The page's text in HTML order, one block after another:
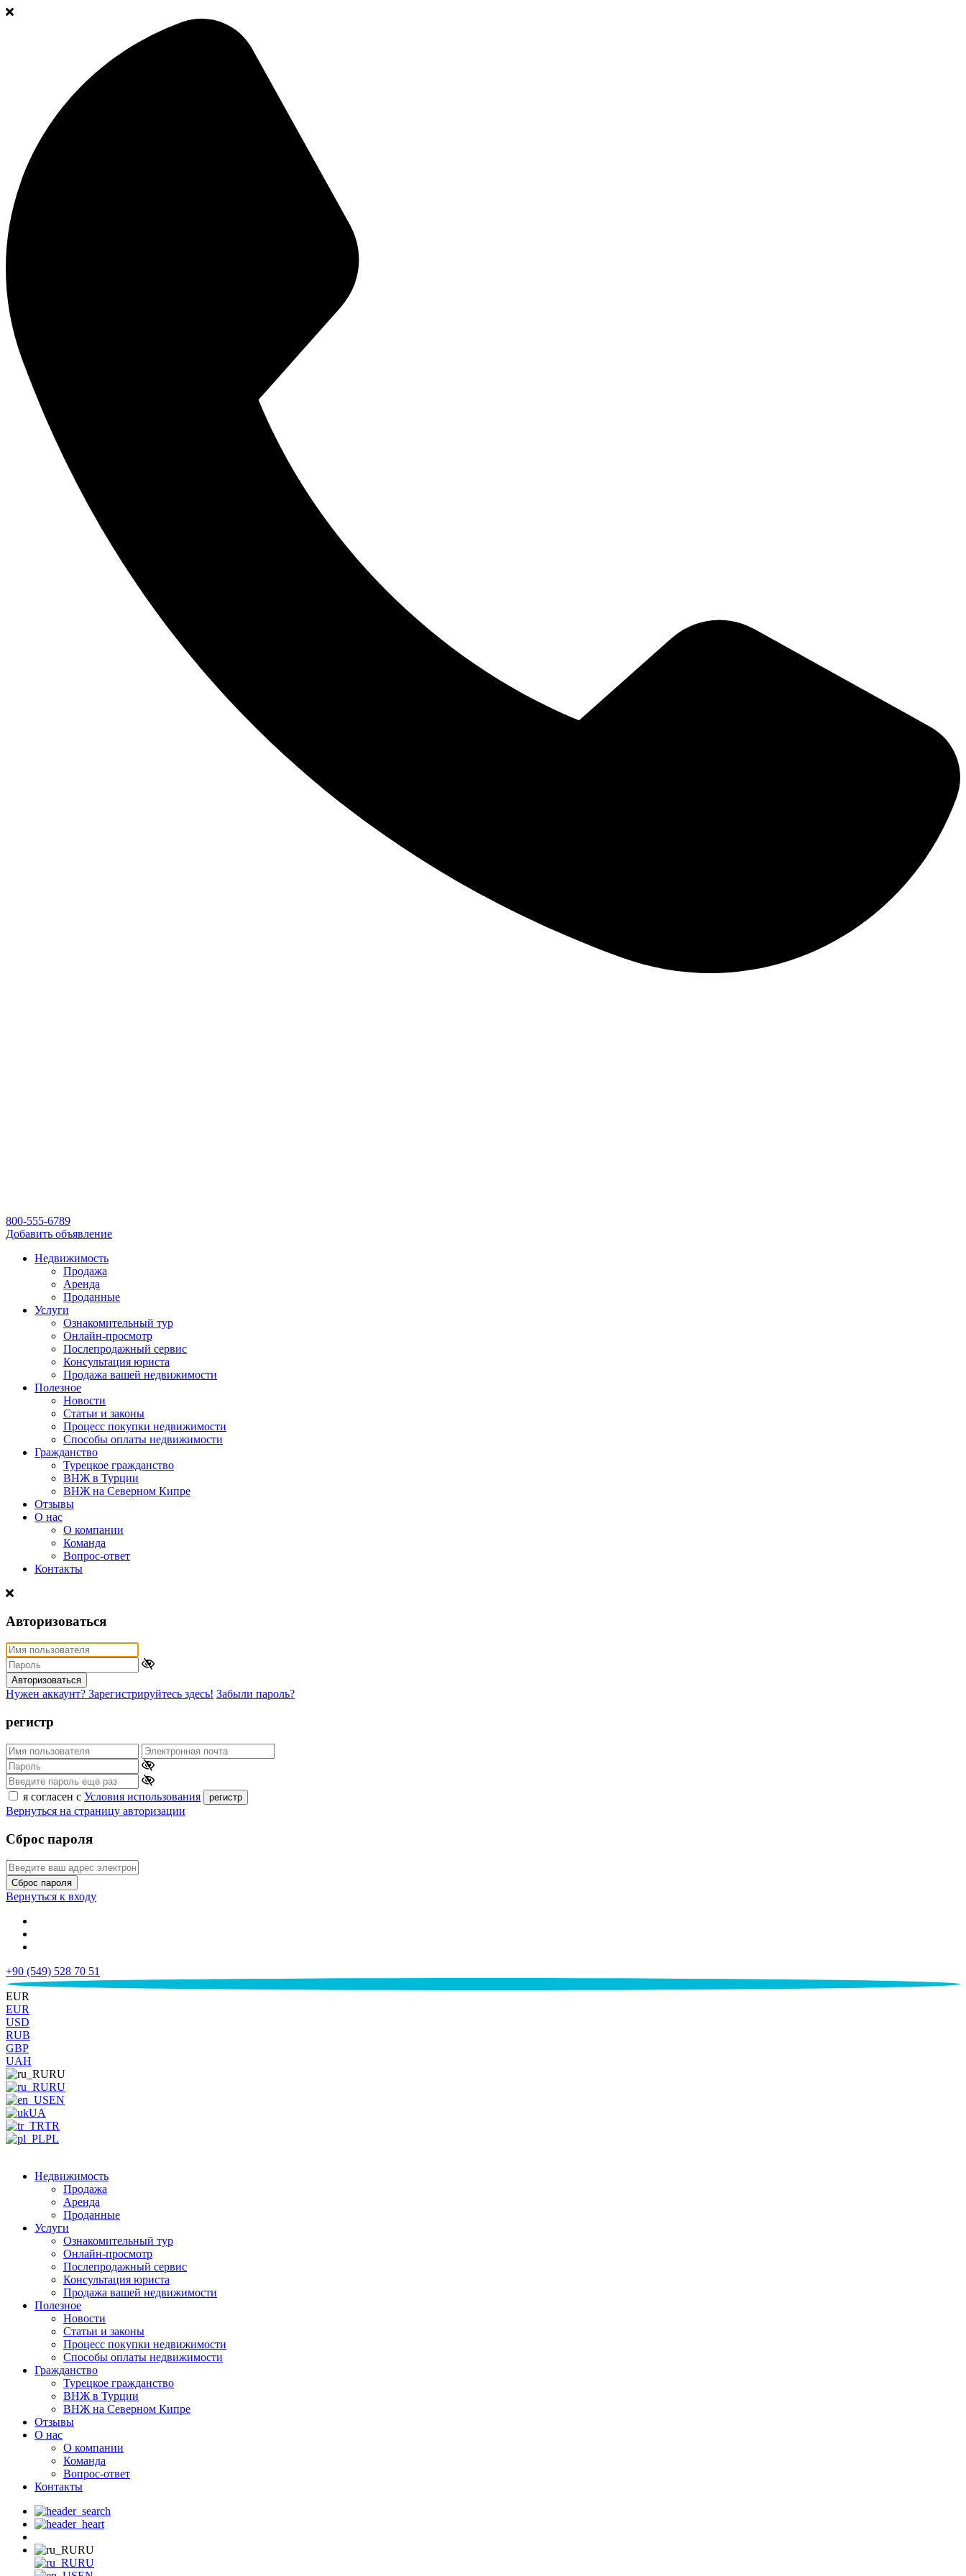
800-555-6789
Добавить объявление
Недвижимость
Продажа
Аренда
Проданные
Услуги
Ознакомительный тур
Онлайн-просмотр
Послепродажный сервис
Консультация юриста
Продажа вашей недвижимости
Полезное
Новости
Статьи и законы
Процесс покупки недвижимости
Способы оплаты недвижимости
Гражданство
Турецкое гражданство
ВНЖ в Турции
ВНЖ на Северном Кипре
Отзывы
О нас
О компании
Команда
Вопрос-ответ
Контакты
Авторизоваться
Авторизоваться
Нужен аккаунт? Зарегистрируйтесь здесь! Забыли пароль?
регистр
я согласен с Условия использования регистр
Вернуться на страницу авторизации
Сброс пароля
Сброс пароля
Вернуться к входу
+90 (549) 528 70 51
€
EUR
EUR
USD
RUB
GBP
UAH
RU
RU
EN
UA
TR
PL
Недвижимость
Продажа
Аренда
Проданные
Услуги
Ознакомительный тур
Онлайн-просмотр
Послепродажный сервис
Консультация юриста
Продажа вашей недвижимости
Полезное
Новости
Статьи и законы
Процесс покупки недвижимости
Способы оплаты недвижимости
Гражданство
Турецкое гражданство
ВНЖ в Турции
ВНЖ на Северном Кипре
Отзывы
О нас
О компании
Команда
Вопрос-ответ
Контакты
RU
RU